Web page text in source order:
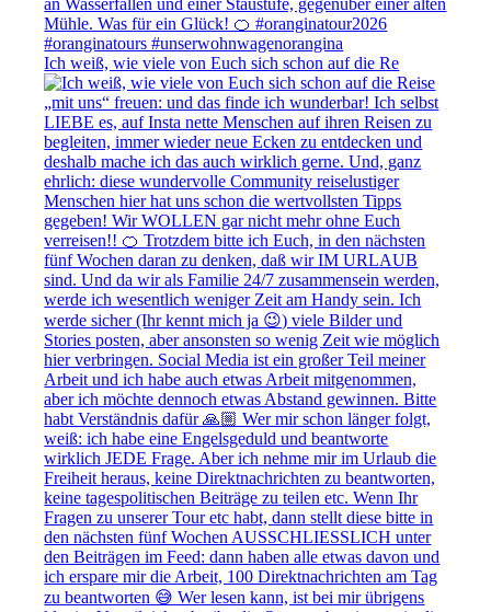
Ich weiß, wie viele von Euch sich schon auf die Re